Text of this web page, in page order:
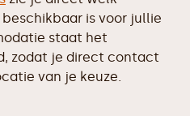
is voor jullie
staat het
zodat je direct contact
van je keuze.